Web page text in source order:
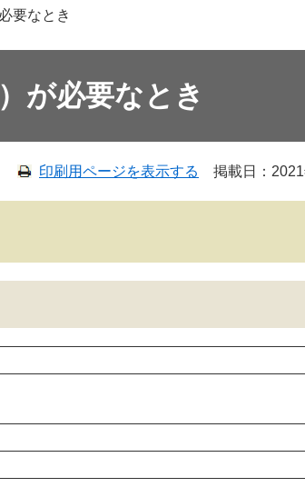
要なとき
が必要なとき
印刷用ページを表示する 掲載日：